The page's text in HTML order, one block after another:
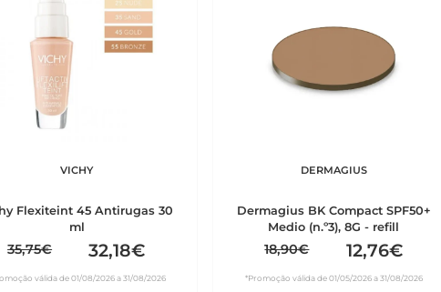
VICHY
Flexiteint 45 Antirugas 30
ml
35,75€ 32,18€
válida de 01/08/2026 a 31/08/2026
DERMAGIUS
Dermagius BK Compact SPF50+
Medio (n.º3), 8G - refill
18,90€ 12,76€
*Promoção válida de 01/05/2026 a 31/08/2026